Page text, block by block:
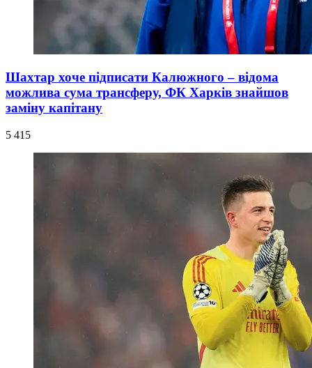
Шахтар хоче підписати Калюжного – відома
можлива сума трансферу, ФК Харків знайшов
заміну капітану
5 415